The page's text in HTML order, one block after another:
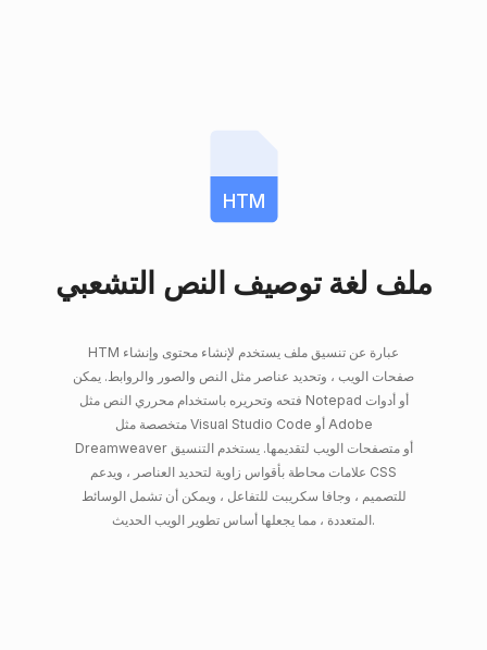
HTM
ملف لغة توصيف النص التشعبي
HTM عبارة عن تنسيق ملف يستخدم لإنشاء محتوى وإنشاء
صفحات الويب ، وتحديد عناصر مثل النص والصور والروابط. يمكن
فتحه وتحريره باستخدام محرري النص مثل Notepad أو أدوات
متخصصة مثل Visual Studio Code أو Adobe
Dreamweaver أو متصفحات الويب لتقديمها. يستخدم التنسيق
علامات محاطة بأقواس زاوية لتحديد العناصر ، ويدعم CSS
للتصميم ، وجافا سكريبت للتفاعل ، ويمكن أن تشمل الوسائط
المتعددة ، مما يجعلها أساس تطوير الويب الحديث.